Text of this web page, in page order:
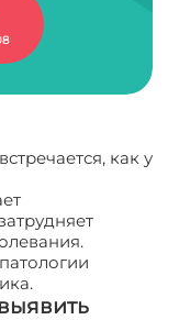
как у